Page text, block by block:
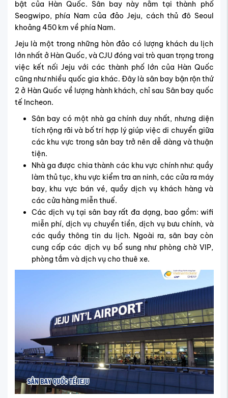
bật của Hàn Quốc. Sân bay này nằm tại thành phố
Seogwipo, phía Nam của đảo Jeju, cách thủ đô Seoul
khoảng 450 km về phía Nam.
Jeju là một trong những hòn đảo có lượng khách du lịch
lớn nhất ở Hàn Quốc, và CJU đóng vai trò quan trọng trong
việc kết nối Jeju với các thành phố lớn của Hàn Quốc
cũng như nhiều quốc gia khác. Đây là sân bay bận rộn thứ
2 ở Hàn Quốc về lượng hành khách, chỉ sau Sân bay quốc
tế Incheon.
Sân bay có một nhà ga chính duy nhất, nhưng diện
tích rộng rãi và bố trí hợp lý giúp việc di chuyển giữa
các khu vực trong sân bay trở nên dễ dàng và thuận
tiện.
Nhà ga được chia thành các khu vực chính như: quầy
làm thủ tục, khu vực kiểm tra an ninh, các cửa ra máy
bay, khu vực bán vé, quầy dịch vụ khách hàng và
các cửa hàng miễn thuế.
Các dịch vụ tại sân bay rất đa dạng, bao gồm: wifi
miễn phí, dịch vụ chuyển tiền, dịch vụ bưu chính, và
các quầy thông tin du lịch. Ngoài ra, sân bay còn
cung cấp các dịch vụ bổ sung như phòng chờ VIP,
phòng tắm và dịch vụ cho thuê xe.